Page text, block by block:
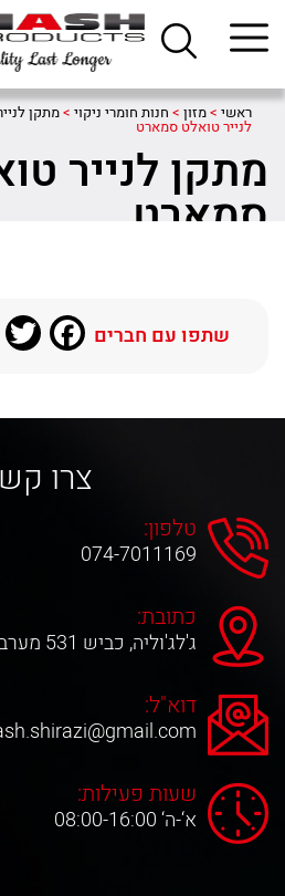
ראשי >מזון > חנות חומרי ניקוי >מתקן
לנייר טואלט סמארט
מתקן לנייר
סמארט
שתפו עם חברים
צרו
טלפון:
074-7011169
כתובת:
ג'לג'וליה, כביש 531 מערב
דוא"ל:
שעות פעילות:
א‘-ה‘ 08:00-16:00